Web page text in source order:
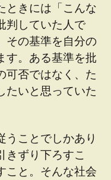
ときには「こんな
判していた人で
その基準を自分の
す。ある基準を批
可否ではなく、た
たいと思っていた
うことでしかあり
きずり下ろすこ
こと。そんな社会